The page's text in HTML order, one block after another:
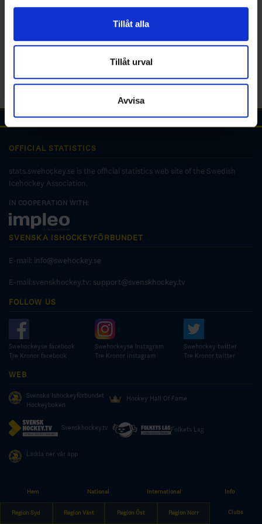
för sociala medier och analysera vår trafik. Vi
vidarebefordrar även sådana identifierare och annan
annons- och analysföretag som vi samarbetar med.
Dessa kan i sin tur kombinera informationen med annan
information som du har tillhandahållit eller som de har
samlat in när du har använt deras tjänster.
Tillåt alla
Tillåt urval
Avvisa
Hem National International Info
Region Syd Region Väst Region Öst Region Norr Clubs
OFFICIAL STATISTICS
stats.swehockey.se is the official statistics web site of the Swedish
Icehockey Association.
IN COOPERATION WITH:
SVENSKA ISHOCKEYFÖRBUNDET
E-mail: info@swehockey.se
E-mail:svenskhockey.tv: support@svenskhockey.tv
FOLLOW US
Swehockeyse facebook
Tre Kronor facebook
Swehockeyse Instagram
Tre Kronor instagram
Swehockey twitter
Tre Kronor twitter
WEB
Svenska Ishockeyförbundet
Hockeyboken
Hockey Hall Of Fame
Svenskhockey.tv Folkets Lag
Ladda ner vår app